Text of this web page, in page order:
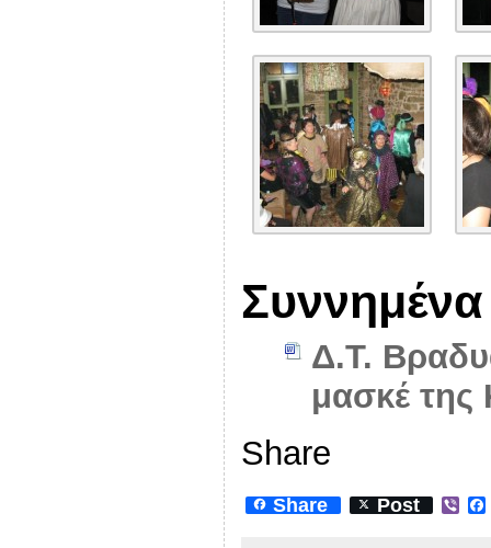
Συννημένα
Δ.Τ.
μασκέ της
Share
Share Post
V